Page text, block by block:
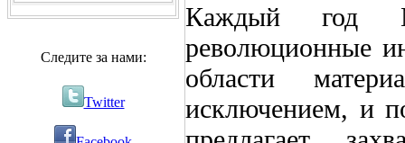
Следите за нами:
Twitter
Каждый год
революционные
области
исключением, и